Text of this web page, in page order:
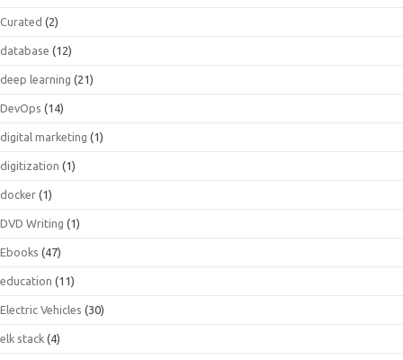
Curated (2)
database (12)
deep learning (21)
DevOps (14)
digital marketing (1)
digitization (1)
docker (1)
DVD Writing (1)
Ebooks (47)
education (11)
Electric Vehicles (30)
elk stack (4)